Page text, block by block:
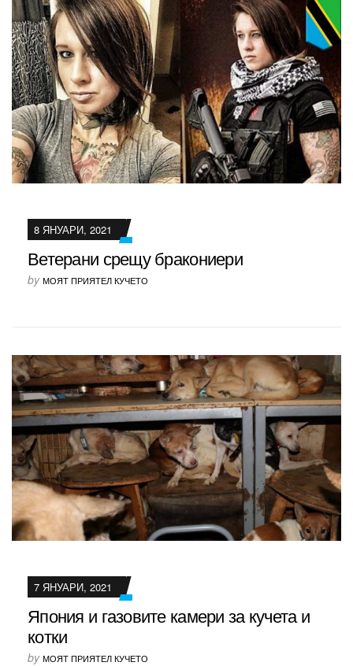
8 ЯНУАРИ, 2021
Ветерани срещу бракониери
by МОЯТ ПРИЯТЕЛ КУЧЕТО
7 ЯНУАРИ, 2021
Япония и газовите камери за кучета и
котки
by МОЯТ ПРИЯТЕЛ КУЧЕТО